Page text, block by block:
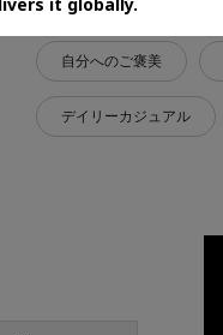
関連タグ
自分へのご褒美
デイリーカジュアル